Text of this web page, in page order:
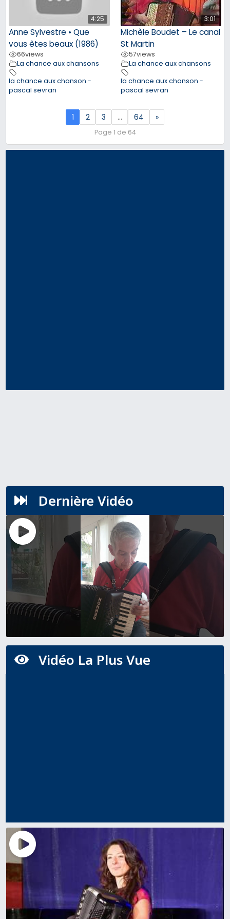
4:25
Anne Sylvestre • Que
vous êtes beaux (1986)
66views
La chance aux chansons
la chance aux chanson -
pascal sevran
3:01
Michèle Boudet – Le canal
St Martin
57views
La chance aux chansons
la chance aux chanson -
pascal sevran
1 2 3 … 64 »
Page 1 de 64
 Dernière Vidéo
 Vidéo La Plus Vue